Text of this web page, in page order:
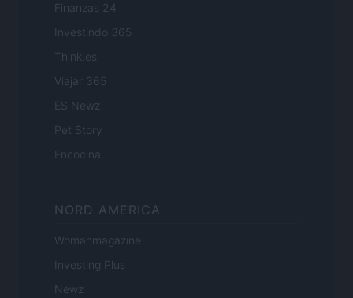
Finanzas 24
Investindo 365
Think.es
Viajar 365
ES Newz
Pet Story
Encocina
NORD AMERICA
Womanmagazine
Investing Plus
Newz